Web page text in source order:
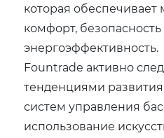
которая
комфорт, безопасность
энергоэффективность.
Fountrade активно
тенденциями
систем управления
использование